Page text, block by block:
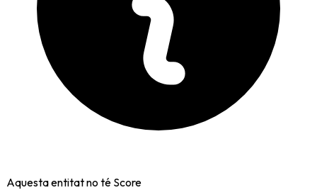
Aquesta entitat no té Score